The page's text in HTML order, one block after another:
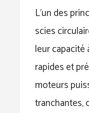
L’un des
scies
leur
rapides et
moteurs
tranchantes,